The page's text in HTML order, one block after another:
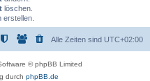
löschen.
erstellen.
Alle Zeiten sind UTC+02:00
© phpBB Limited
durch phpBB.de